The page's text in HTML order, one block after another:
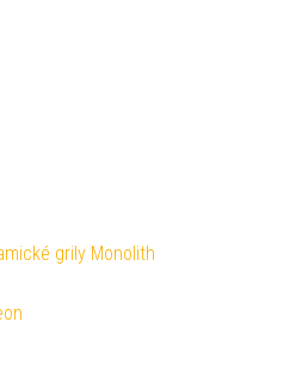
grily Monolith